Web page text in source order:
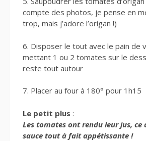
compte des photos, je pense en
trop, mais j’adore l’origan !)
6. Disposer le tout avec le pain de
mettant 1 ou 2 tomates sur le
reste tout autour
7. Placer au four à 180° pour 1h15
Le petit plus :
Les tomates ont rendu leur jus, ce
sauce tout à fait appétissante !